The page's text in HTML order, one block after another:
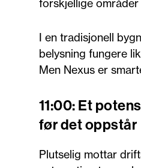
forskjellige områder
I en tradisjonell
belysning fungere
Men Nexus er
11:00: Et
før det oppstår
Plutselig mottar